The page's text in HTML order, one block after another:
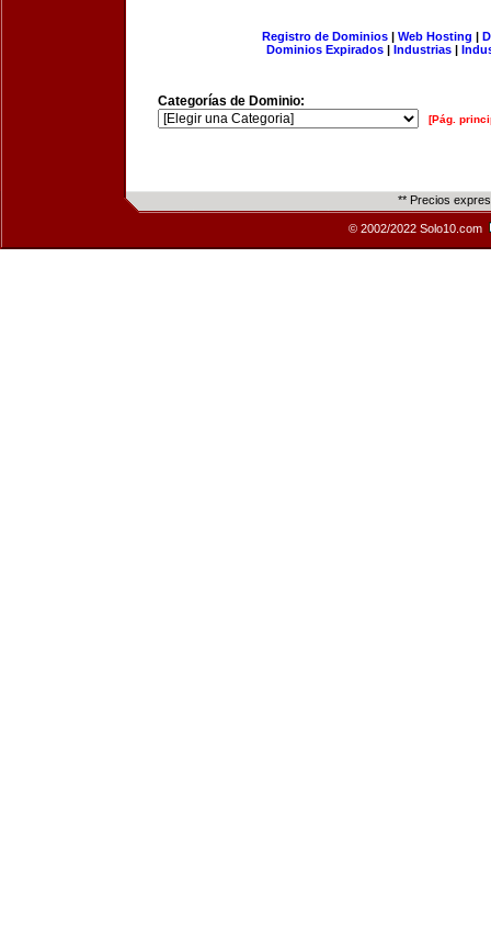
Registro de Dominios| Web Hosting |
Dominios Expirados | Industrias |
Categorías de Dominio:
[Pág.
** Precios
© 2002/2022 Solo10.com